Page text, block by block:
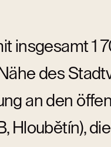
insgesamt 1
des
an den
Hloubětín),